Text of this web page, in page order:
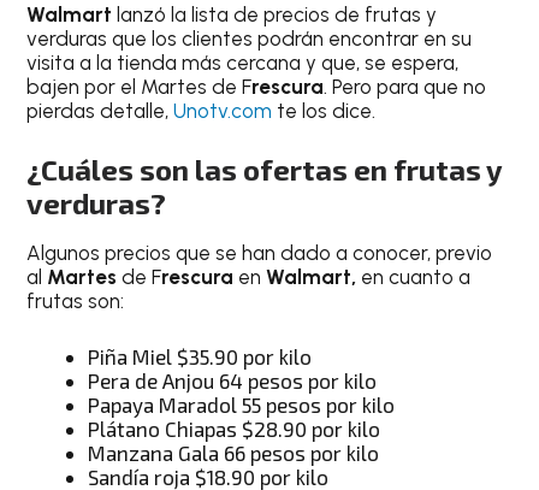
Walmartlanzó la lista de precios de frutas y
verduras que los clientes podrán encontrar en su
visita a la tienda más cercana y que, se espera,
bajen por el Martes de Frescura. Pero para que no
pierdas detalle,Unotv.com te los dice.
¿Cuáles son las ofertas en frutas y
verduras?
Algunos precios que se han dado a conocer, previo
al Martesde Frescura enWalmart, en cuanto a
frutas son:
Piña Miel $35.90 por kilo
Pera de Anjou 64 pesos por kilo
Papaya Maradol 55 pesos por kilo
Plátano Chiapas $28.90 por kilo
Manzana Gala 66 pesos por kilo
Sandía roja $18.90 por kilo